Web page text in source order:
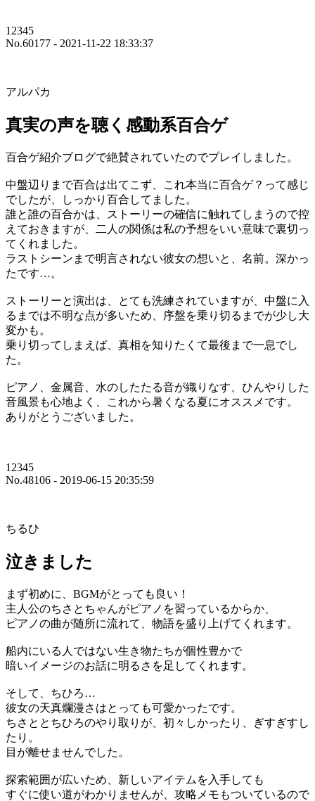
12345
No.60177 - 2021-11-22 18:33:37
アルパカ
真実の声を聴く感動系百合ゲ
百合ゲ紹介ブログで絶賛されていたのでプレイしました。
中盤辺りまで百合は出てこず、これ本当に百合ゲ？って感じ
でしたが、しっかり百合してました。
誰と誰の百合かは、ストーリーの確信に触れてしまうので控
えておきますが、二人の関係は私の予想をいい意味で裏切っ
てくれました。
ラストシーンまで明言されない彼女の想いと、名前。深かっ
たです…。
ストーリーと演出は、とても洗練されていますが、中盤に入
るまでは不明な点が多いため、序盤を乗り切るまでが少し大
変かも。
乗り切ってしまえば、真相を知りたくて最後まで一息でし
た。
ピアノ、金属音、水のしたたる音が織りなす、ひんやりした
音風景も心地よく、これから暑くなる夏にオススメです。
ありがとうございました。
12345
No.48106 - 2019-06-15 20:35:59
ちるひ
泣きました
まず初めに、BGMがとっても良い！
主人公のちさとちゃんがピアノを習っているからか、
ピアノの曲が随所に流れて、物語を盛り上げてくれます。
船内にいる人ではない生き物たちが個性豊かで
暗いイメージのお話に明るさを足してくれます。
そして、ちひろ…
彼女の天真爛漫さはとっても可愛かったです。
ちさととちひろのやり取りが、初々しかったり、ぎすぎすし
たり。
目が離せませんでした。
探索範囲が広いため、新しいアイテムを入手しても
すぐに使い道がわかりませんが、攻略メモもついているので